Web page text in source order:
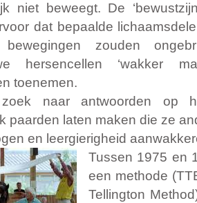
niet beweegt. De
dat bepaalde
zouden
hersencellen ‘wakker
toenemen.
naar antwoorden op
paarden laten maken die ze
en leergierigheid
Tussen 1975 en
een methode
Tellington